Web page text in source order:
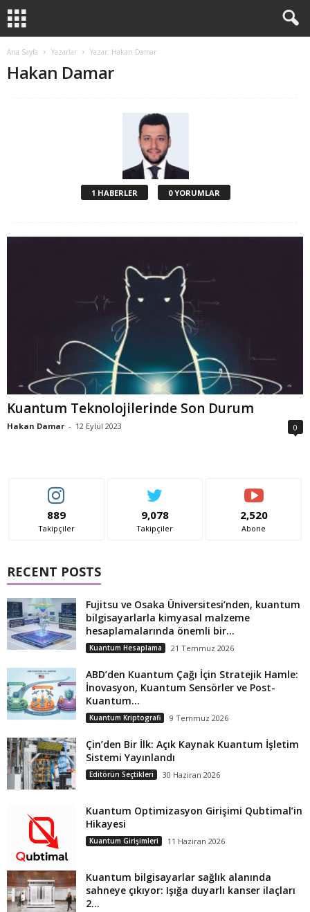
Ana Sayfa Yazarlar Yazar: Hakan Damar
Hakan Damar
1 HABERLER 0 YORUMLAR
Kuantum Teknolojilerinde Son Durum
Hakan Damar - 12 Eylül 2023 0
889
Takipçiler
9,078
Takipçiler
2,520
Abone
RECENT POSTS
Fujitsu ve Osaka Üniversitesi’nden, kuantum
bilgisayarlarla kimyasal malzeme
hesaplamalarında önemli bir...
Kuantum Hesaplama 21 Temmuz 2026
ABD’den Kuantum Çağı İçin Stratejik Hamle:
İnovasyon, Kuantum Sensörler ve Post-
Kuantum...
Kuantum Kriptografi 9 Temmuz 2026
Çin’den Bir İlk: Açık Kaynak Kuantum İşletim
Sistemi Yayınlandı
Editörün Seçtikleri 30 Haziran 2026
Kuantum Optimizasyon Girişimi Qubtimal’in
Hikayesi
Kuantum Girişimleri 11 Haziran 2026
Kuantum bilgisayarlar sağlık alanında
sahneye çıkıyor: Işığa duyarlı kanser ilaçları
2...